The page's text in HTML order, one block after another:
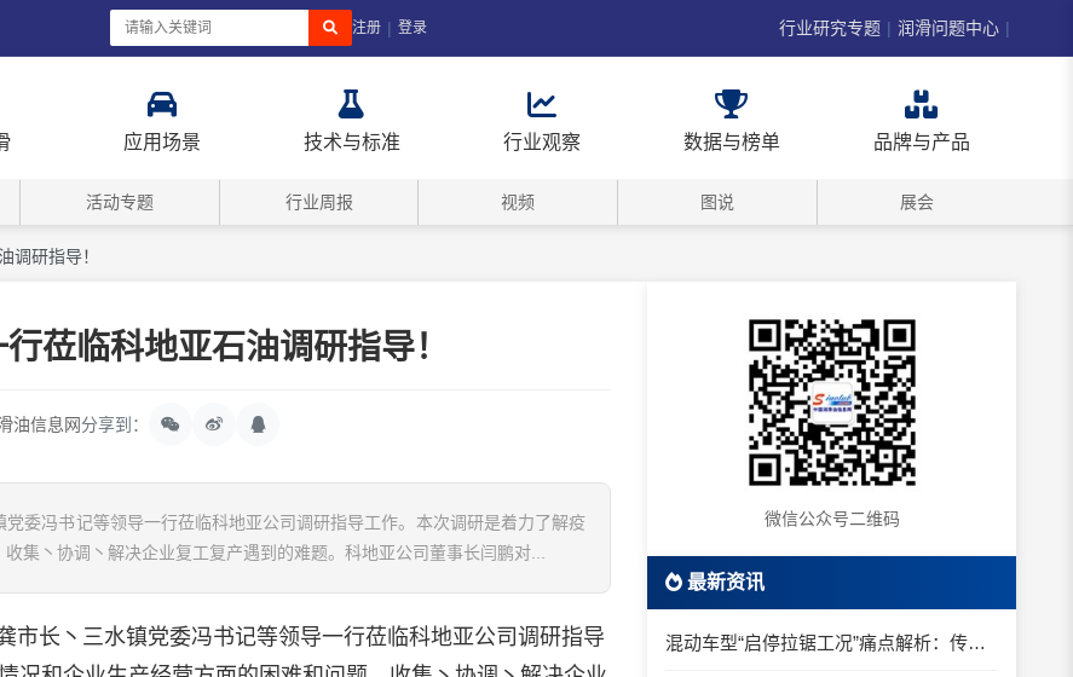
注册 | 登录 行业研究专题 | 润滑问题中心 |
应用场景 技术与标准 行业观察 数据与榜单 品牌与产品
活动专题 行业周报 视频 图说 展会
调研指导！
莅临科地亚石油调研指导！
油信息网分享到：
委冯书记等领导一行莅临科地亚公司调研指导工作。本次调研是着力了解疫
集丶协调丶解决企业复工复产遇到的难题。科地亚公司董事长闫鹏对...
长丶三水镇党委冯书记等领导一行莅临科地亚公司调研指导
微信公众号二维码
最新资讯
混动车型“启停拉锯工况”痛点解析：传统机油为何频繁出现油泥堆积？